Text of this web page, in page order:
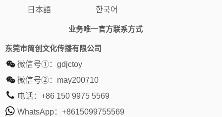
日本語
한국어
业务唯一官方联系方式
东莞市简创文化传播有限公司
微信号①： gdjctoy
微信号②： may200710
电话： +86 150 9975 5569
WhatsApp： +8615099755569